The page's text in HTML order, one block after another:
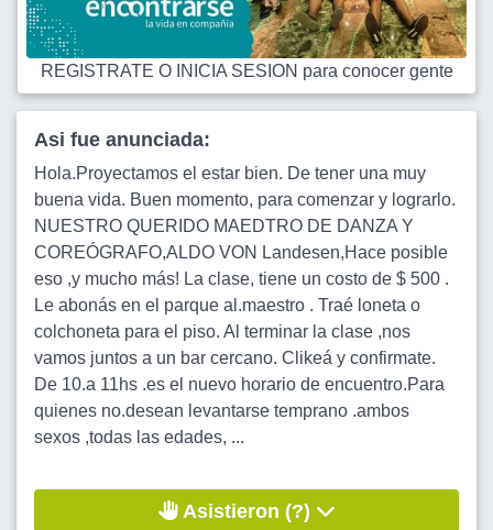
REGISTRATE O INICIA SESION para conocer gente
Asi fue anunciada:
Hola.Proyectamos el estar bien. De tener una muy
buena vida. Buen momento, para comenzar y lograrlo.
NUESTRO QUERIDO MAEDTRO DE DANZA Y
COREÓGRAFO,ALDO VON Landesen,Hace posible
eso ,y mucho más! La clase, tiene un costo de $ 500 .
Le abonás en el parque al.maestro . Traé loneta o
colchoneta para el piso. Al terminar la clase ,nos
vamos juntos a un bar cercano. Clikeá y confirmate.
De 10.a 11hs .es el nuevo horario de encuentro.Para
quienes no.desean levantarse temprano .ambos
sexos ,todas las edades, ...
Asistieron (?)